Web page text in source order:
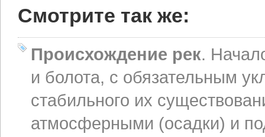
Смотрите так же:
Происхождение рек.
и болота, с обязательным
стабильного их
атмосферными (осадки) и